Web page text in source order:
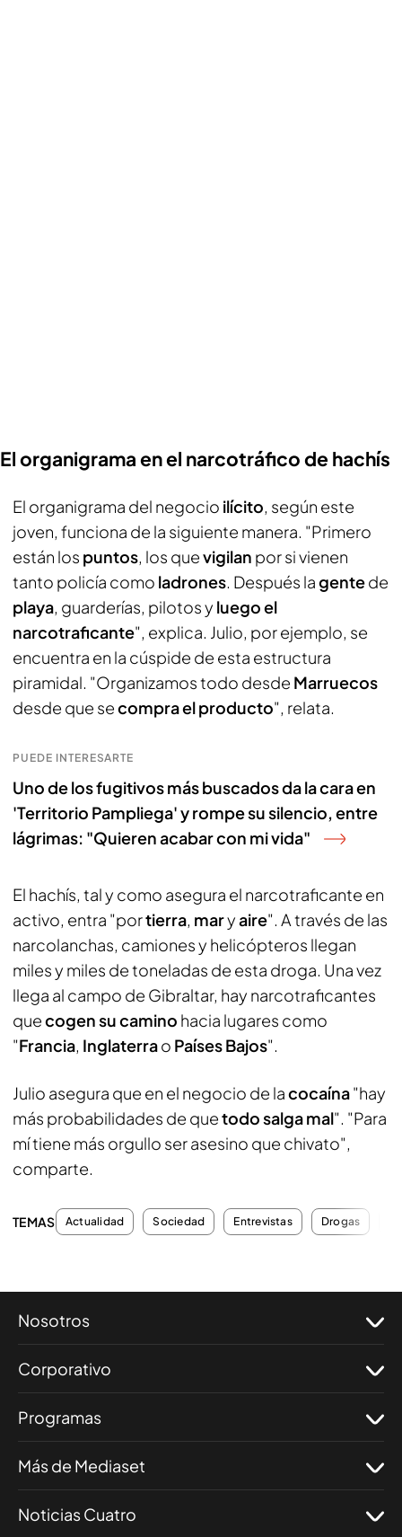
El organigrama en el narcotráfico de hachís
El organigrama del negocio ilícito, según este
joven, funciona de la siguiente manera. "Primero
están los puntos, los quevigilan por si vienen
tanto policía como ladrones. Después lagentede
playa, guarderías, pilotos y luego el
narcotraficante", explica. Julio, por ejemplo, se
encuentra en la cúspide de esta estructura
piramidal. "Organizamos todo desde Marruecos
desde que secompra el producto", relata.
PUEDE INTERESARTE
Uno de los fugitivos más buscados da la cara en
'Territorio Pampliega' y rompe su silencio, entre
lágrimas: "Quieren acabar con mi vida"
El hachís, tal y como asegura el narcotraficante en
activo, entra "portierra, maryaire". A través de las
narcolanchas, camiones y helicópteros llegan
miles y miles de toneladas de esta droga. Una vez
llega al campo de Gibraltar, hay narcotraficantes
quecogen su camino hacia lugares como
"Francia, Inglaterrao Países Bajos".
Julio asegura que en el negocio de lacocaína"hay
más probabilidades de quetodo salga mal". "Para
mí tiene más orgullo ser asesino que chivato",
comparte.
TEMAS Actualidad Sociedad Entrevistas Drogas
Nosotros
Corporativo
Programas
Más de Mediaset
Noticias Cuatro